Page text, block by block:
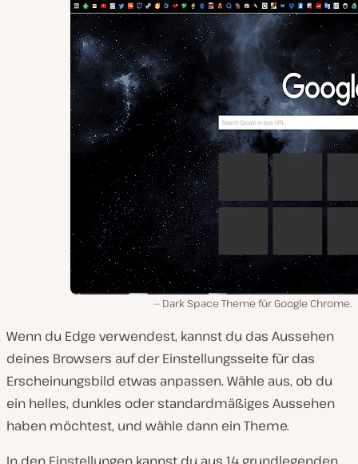
Dark Space Theme für Google Chrome.
Wenn du Edge verwendest, kannst du das Aussehen
deines Browsers auf der Einstellungsseite für das
Erscheinungsbild etwas anpassen. Wähle aus, ob du
ein helles, dunkles oder standardmäßiges Aussehen
haben möchtest, und wähle dann ein Theme.